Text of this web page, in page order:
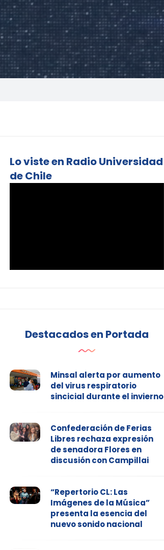
Lo viste en Radio Universidad
de Chile
Destacados en Portada
Minsal alerta por aumento
del virus respiratorio
sincicial durante el invierno
Confederación de Ferias
Libres rechaza expresión
de senadora Flores en
discusión con Campillai
“Repertorio CL: Las
Imágenes de la Música”
presenta la esencia del
nuevo sonido nacional